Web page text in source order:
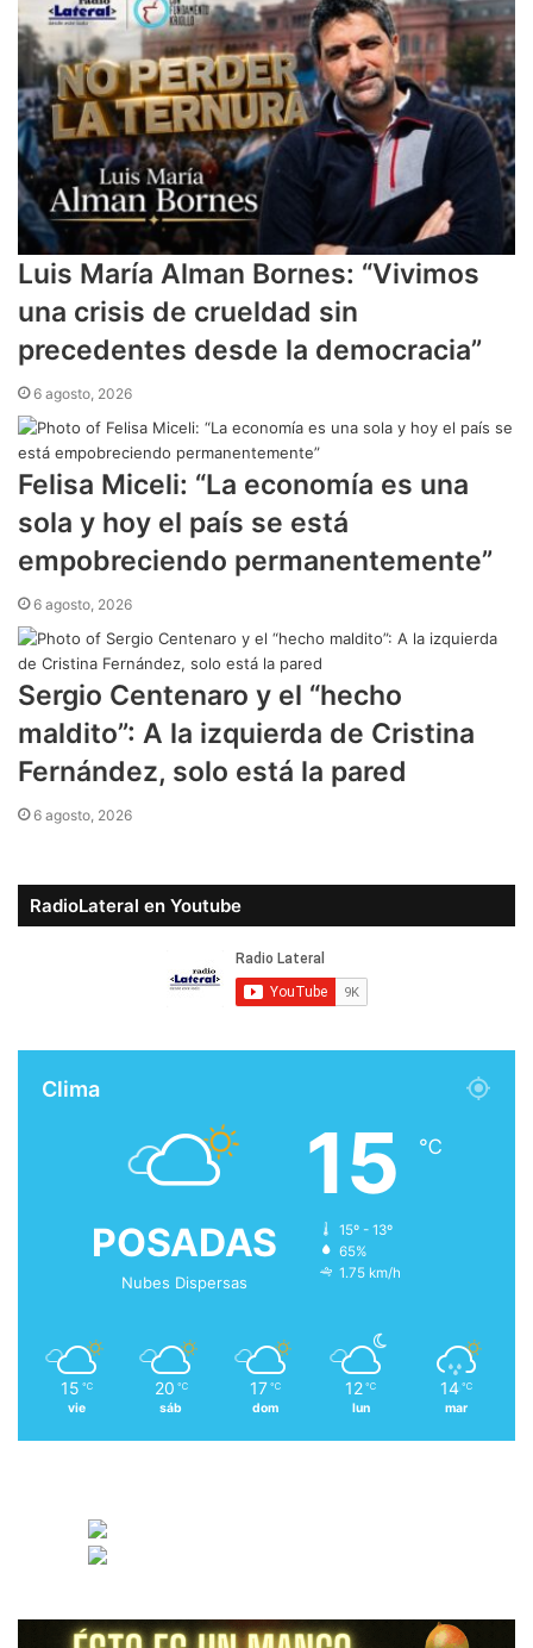
Luis María Alman Bornes: “Vivimos
una crisis de crueldad sin
precedentes desde la democracia”
6 agosto, 2026
Felisa Miceli: “La economía es una
sola y hoy el país se está
empobreciendo permanentemente”
6 agosto, 2026
Sergio Centenaro y el “hecho
maldito”: A la izquierda de Cristina
Fernández, solo está la pared
6 agosto, 2026
RadioLateral en Youtube
Clima
POSADAS
Nubes Dispersas
15 ℃
15º - 13º
65%
1.75 km/h
15 ℃
vie
20 ℃
sáb
17 ℃
dom
12 ℃
lun
14 ℃
mar